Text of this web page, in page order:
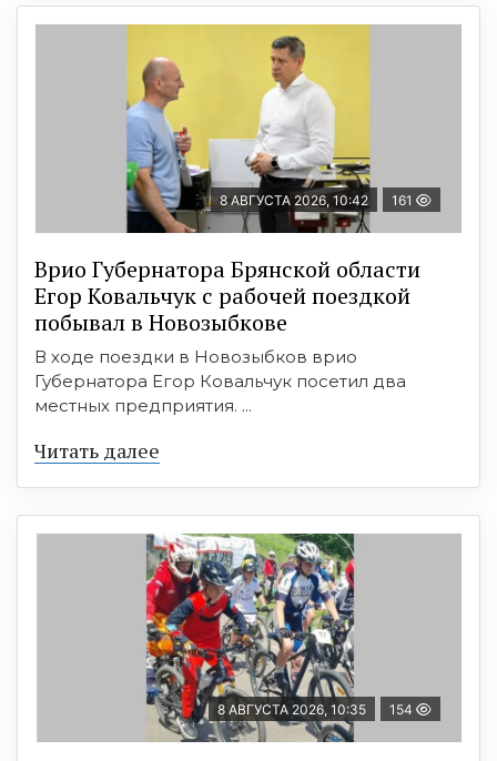
8 АВГУСТА 2026, 10:42 161
Врио Губернатора Брянской области
Егор Ковальчук с рабочей поездкой
побывал в Новозыбкове
В ходе поездки в Новозыбков врио
Губернатора Егор Ковальчук посетил два
местных предприятия. ...
Читать далее
8 АВГУСТА 2026, 10:35 154